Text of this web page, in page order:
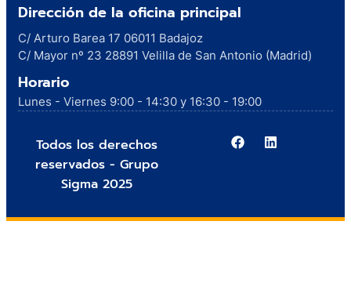
Dirección de la oficina principal
C/ Arturo Barea 17 06011 Badajoz
C/ Mayor nº 23 28891 Velilla de San Antonio (Madrid)
Horario
Lunes - Viernes 9:00 - 14:30 y 16:30 - 19:00
Todos los derechos
reservados - Grupo
Sigma 2025